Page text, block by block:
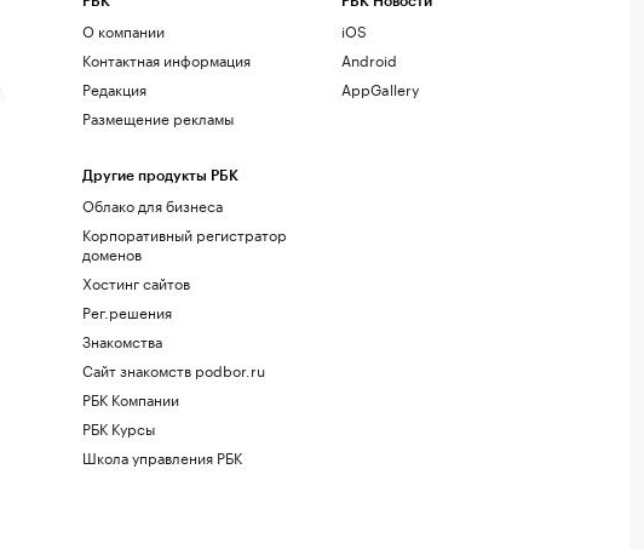
О компании
Контактная информация
Редакция
Размещение рекламы
Другие продукты РБК
Облако для бизнеса
Корпоративный регистратор
доменов
Хостинг сайтов
Рег.решения
Знакомства
Сайт знакомств podbor.ru
РБК Компании
РБК Курсы
Школа управления РБК
iOS
Android
AppGallery